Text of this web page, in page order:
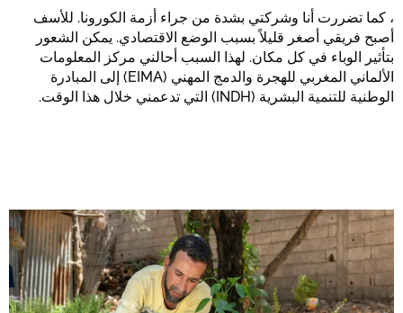
، كما تضررت أنا وشركتي بشدة من جراء أزمة الكورونا. للأسف
أصبح فريقي أصغر قليلاً بسبب الوضع الاقتصادي. يمكن الشعور
بتأثير الوباء في كل مكان. لهذا السبب أحالني مركز المعلومات
الألماني المغربي للهجرة والدمج المهني (EIMA) إلى المبادرة
الوطنية للتنمية البشرية (INDH) التي تدعمني خلال هذا الوقت.